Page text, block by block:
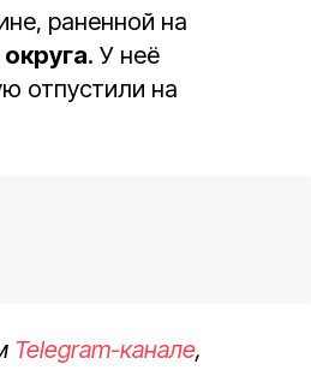
раненной на
. У неё
отпустили на
Telegram-канале,